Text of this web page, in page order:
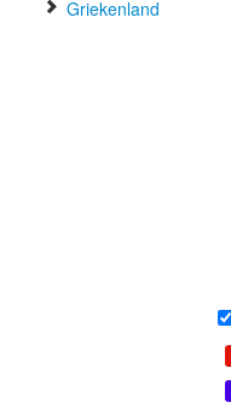
Griekenland